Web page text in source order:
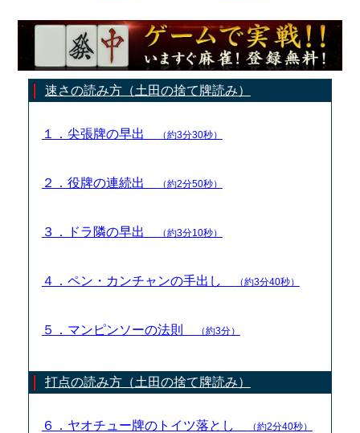
速さの読み方（土田の捨て牌読み）
１．尖張牌の早出 （約3分30秒）
２．役牌の連続出 （約2分50秒）
３．ドラ隣の早出 （約3分10秒）
４．ペン・カンチャンの手出し （約3分40秒）
５．マンピンソーの法則 （約3分）
打点の読み方（土田の捨て牌読み）
６．ヤオチュー牌のトイツ落とし （約2分40秒）